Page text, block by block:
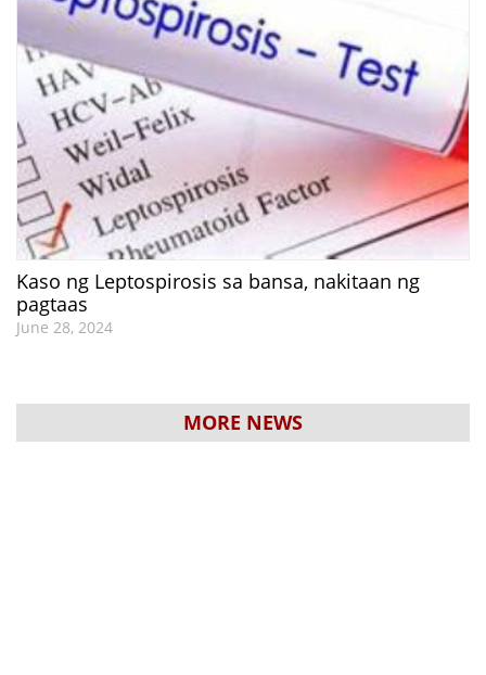
Kaso ng Leptospirosis sa bansa, nakitaan ng
pagtaas
June 28, 2024
MORE NEWS